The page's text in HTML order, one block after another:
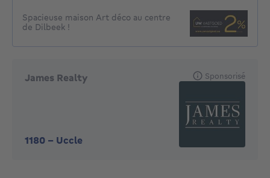
Spacieuse maison Art déco au centre
de Dilbeek !
James Realty
1180 - Uccle
Sponsorisé